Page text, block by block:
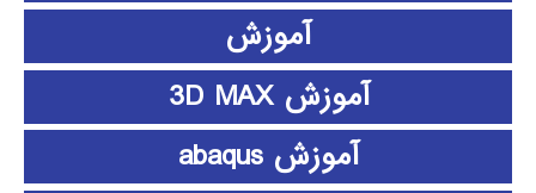
آموزش
آموزش 3D MAX
آموزش abaqus